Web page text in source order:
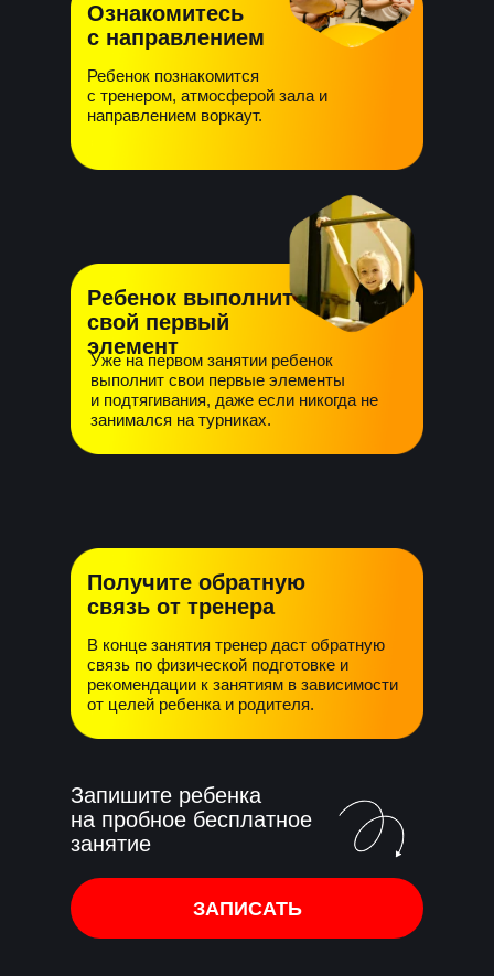
Ознакомитесь
с направлением
Ребенок выполнит
свой первый
элемент
Получите обратную
связь от тренера
Ребенок познакомится
с тренером, атмосферой зала и
направлением воркаут.
Уже на первом занятии ребенок
выполнит свои первые элементы
и подтягивания, даже если никогда не
занимался на турниках.
В конце занятия тренер даст обратную
связь по физической подготовке и
рекомендации к занятиям в зависимости
от целей ребенка и родителя.
Запишите ребенка
на пробное бесплатное
занятие
ЗАПИСАТЬ